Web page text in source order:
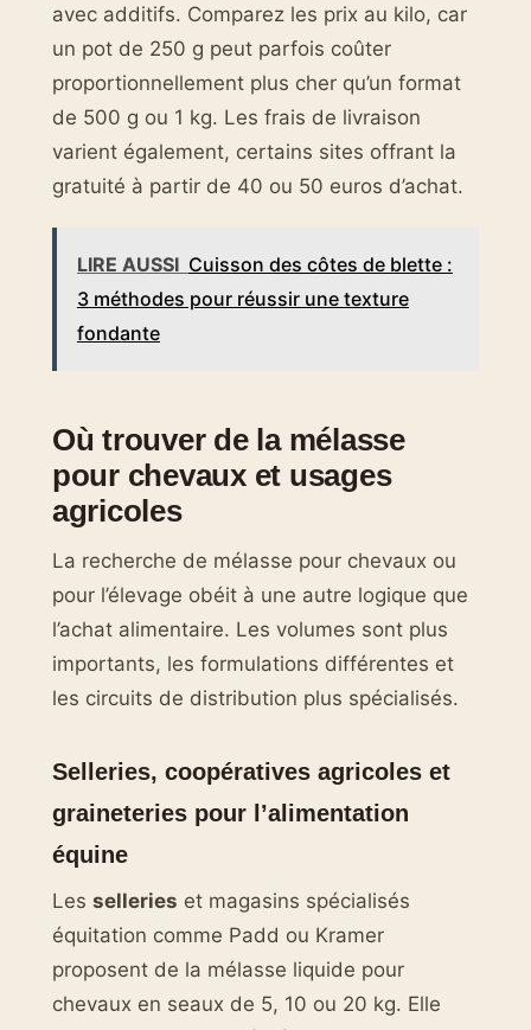
avec additifs. Comparez les prix au kilo, car
un pot de 250 g peut parfois coûter
proportionnellement plus cher qu’un format
de 500 g ou 1 kg. Les frais de livraison
varient également, certains sites offrant la
gratuité à partir de 40 ou 50 euros d’achat.
LIRE AUSSI Cuisson des côtes de blette :
3 méthodes pour réussir une texture
fondante
Où trouver de la mélasse
pour chevaux et usages
agricoles
La recherche de mélasse pour chevaux ou
pour l’élevage obéit à une autre logique que
l’achat alimentaire. Les volumes sont plus
importants, les formulations différentes et
les circuits de distribution plus spécialisés.
Selleries, coopératives agricoles et
graineteries pour l’alimentation
équine
Les selleries et magasins spécialisés
équitation comme Padd ou Kramer
proposent de la mélasse liquide pour
chevaux en seaux de 5, 10 ou 20 kg. Elle